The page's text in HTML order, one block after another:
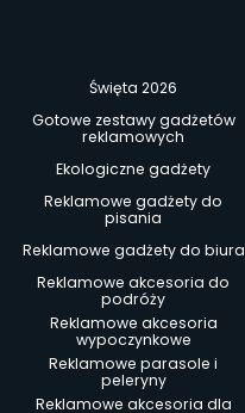
Święta 2026
Gotowe zestawy gadżetów
reklamowych
Ekologiczne gadżety
Reklamowe gadżety do
pisania
Reklamowe gadżety do biura
Reklamowe akcesoria do
podróży
Reklamowe akcesoria
wypoczynkowe
Reklamowe parasole i
peleryny
Reklamowe akcesoria dla